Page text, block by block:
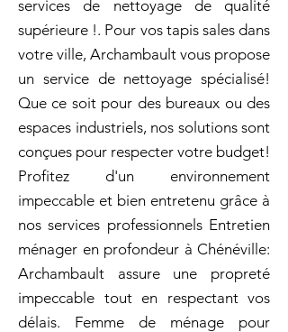
services de nettoyage de qualité
supérieure !. Pour vos tapis sales dans
votre ville, Archambault vous propose
un service de nettoyage spécialisé!
Que ce soit pour des bureaux ou des
espaces industriels, nos solutions sont
conçues pour respecter votre budget!
Profitez d'un environnement
impeccable et bien entretenu grâce à
nos services professionnels Entretien
ménager en profondeur à Chénéville:
Archambault assure une propreté
impeccable tout en respectant vos
délais. Femme de ménage pour